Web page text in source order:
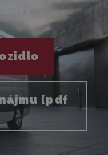
[pdf